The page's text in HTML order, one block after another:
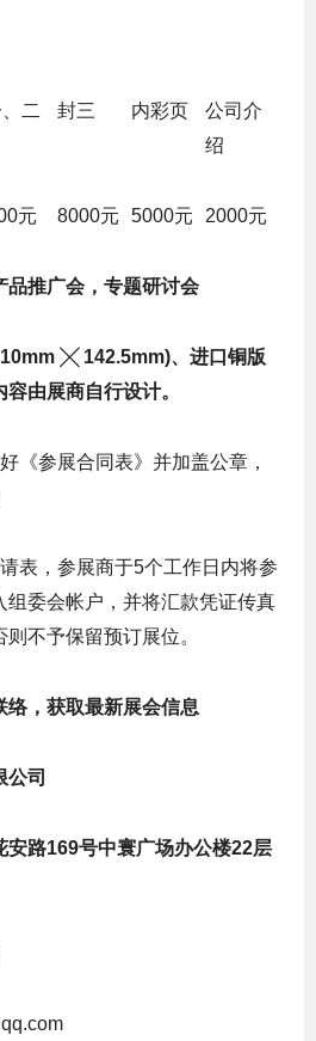
二 封三 内彩页
公司介
绍
元 8000元 5000元 2000元
品推广会，专题研讨会
╳ 142.5mm)、进口铜版
由展商自行设计。
《参展合同表》并加盖公章，
表，参展商于5个工作日内将参
组委会帐户，并将汇款凭证传真
不予保留预订展位。
络，获取最新展会信息
公司
安路169号中寰广场办公楼22层